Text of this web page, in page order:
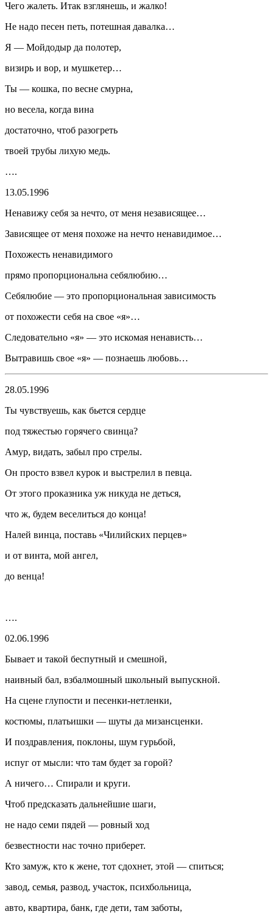
Чего жалеть. Итак взглянешь, и жалко!
Не надо песен петь, потешная давалка…
Я — Мойдодыр да полотер,
визирь и вор, и мушкетер…
Ты — кошка, по весне смурна,
но весела, когда вина
достаточно, чтоб разогреть
твоей трубы лихую медь.
….
13.05.1996
Ненавижу себя за нечто, от меня независящее…
Зависящее от меня похоже на нечто ненавидимое…
Похожесть ненавидимого
прямо пропорциональна себялюбию…
Себялюбие — это пропорциональная зависимость
от похожести себя на свое «я»…
Следовательно «я» — это искомая ненависть…
Вытравишь свое «я» — познаешь любовь…
28.05.1996
Ты чувствуешь, как бьется сердце
под тяжестью горячего свинца?
Амур, видать, забыл про стрелы.
Он просто взвел курок и выстрелил в певца.
От этого проказника уж никуда не деться,
что ж, будем веселиться до конца!
Налей винца, поставь «Чилийских перцев»
и от винта, мой ангел,
до венца!
….
02.06.1996
Бывает и такой беспутный и смешной,
наивный бал, взбалмошный школьный выпускной.
На сцене глупости и песенки-нетленки,
костюмы, платьишки — шуты да мизансценки.
И поздравления, поклоны, шум гурьбой,
испуг от мысли: что там будет за горой?
А ничего… Спирали и круги.
Чтоб предсказать дальнейшие шаги,
не надо семи пядей — ровный ход
безвестности нас точно приберет.
Кто замуж, кто к жене, тот сдохнет, этой — спиться;
завод, семья, развод, участок, психбольница,
авто, квартира, банк, где дети, там заботы,